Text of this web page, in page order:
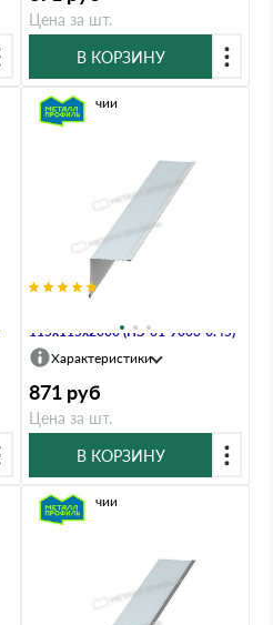
Цена за шт.
В КОРЗИНУ
115х115х2000 (ПЭ-01-9003-0.45)
В наличии
Характеристики
871 руб
Цена за шт.
В КОРЗИНУ
В наличии